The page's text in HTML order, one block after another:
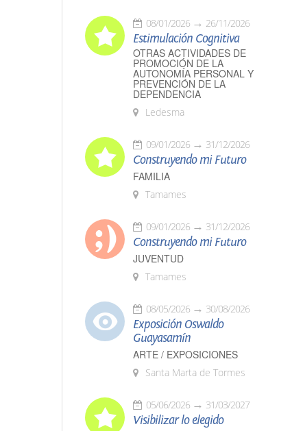
08/01/2026 26/11/2026
Estimulación Cognitiva
OTRAS ACTIVIDADES DE
PROMOCIÓN DE LA
AUTONOMÍA PERSONAL Y
PREVENCIÓN DE LA
DEPENDENCIA
Ledesma
09/01/2026 31/12/2026
Construyendo mi Futuro
FAMILIA
Tamames
09/01/2026 31/12/2026
Construyendo mi Futuro
JUVENTUD
Tamames
08/05/2026 30/08/2026
Exposición Oswaldo
Guayasamín
ARTE / EXPOSICIONES
Santa Marta de Tormes
05/06/2026 31/03/2027
Visibilizar lo elegido